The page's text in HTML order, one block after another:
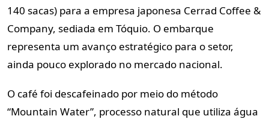
140 sacas) para a empresa japonesa Cerrad Coffee &
Company, sediada em Tóquio. O embarque
representa um avanço estratégico para o setor,
ainda pouco explorado no mercado nacional.
O café foi descafeinado por meio do método
“Mountain Water”, processo natural que utiliza água